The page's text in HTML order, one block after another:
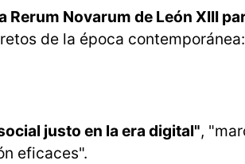
Novarum de León XIII
de la época
justo en la era digital",
eficaces".